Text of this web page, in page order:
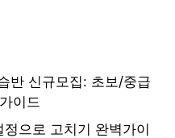
반 신규모집: 초보/중급
이드
으로 고치기 완벽가이